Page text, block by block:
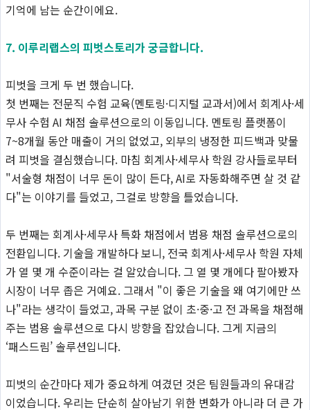
기억에 남는 순간이에요.
7. 이루리랩스의 피벗스토리가 궁금합니다.
피벗을 크게 두 번 했습니다.
첫 번째는 전문직 수험 교육(멘토링·디지털 교과서)에서 회계사·세
무사 수험 AI 채점 솔루션으로의 이동입니다. 멘토링 플랫폼이
7~8개월 동안 매출이 거의 없었고, 외부의 냉정한 피드백과 맞물
려 피벗을 결심했습니다. 마침 회계사·세무사 학원 강사들로부터
"서술형 채점이 너무 돈이 많이 든다, AI로 자동화해주면 살 것 같
다"는 이야기를 들었고, 그걸로 방향을 틀었습니다.
두 번째는 회계사·세무사 특화 채점에서 범용 채점 솔루션으로의
전환입니다. 기술을 개발하다 보니, 전국 회계사·세무사 학원 자체
가 열 몇 개 수준이라는 걸 알았습니다. 그 열 몇 개에다 팔아봤자
시장이 너무 좁은 거예요. 그래서 "이 좋은 기술을 왜 여기에만 쓰
나"라는 생각이 들었고, 과목 구분 없이 초·중·고 전 과목을 채점해
주는 범용 솔루션으로 다시 방향을 잡았습니다. 그게 지금의
‘패스드림’ 솔루션입니다.
피벗의 순간마다 제가 중요하게 여겼던 것은 팀원들과의 유대감
이었습니다. 우리는 단순히 살아남기 위한 변화가 아니라 더 큰 가